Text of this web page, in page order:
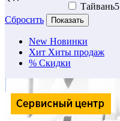
Тайвань5
Сбросить
Показать
New Новинки
Хит Хиты продаж
% Скидки